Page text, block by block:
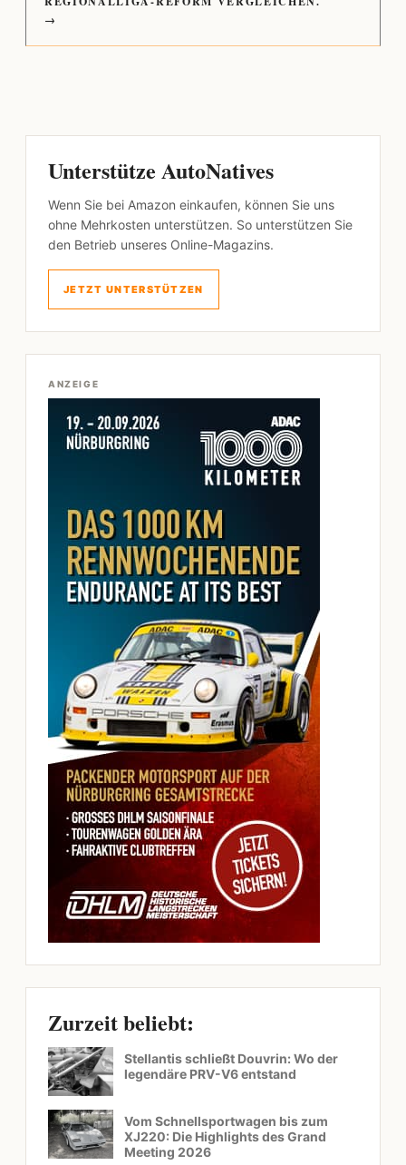
→
Unterstütze AutoNatives
Wenn Sie bei Amazon einkaufen, können Sie uns
ohne Mehrkosten unterstützen. So unterstützen Sie
den Betrieb unseres Online-Magazins.
JETZT UNTERSTÜTZEN
ANZEIGE
Zurzeit beliebt:
Stellantis schließt Douvrin: Wo der
legendäre PRV-V6 entstand
Vom Schnellsportwagen bis zum
XJ220: Die Highlights des Grand
Meeting 2026